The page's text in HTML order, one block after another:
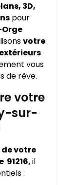
3D,
pour
votre
vous
de rêve.
votre
sur-
votre
il
: